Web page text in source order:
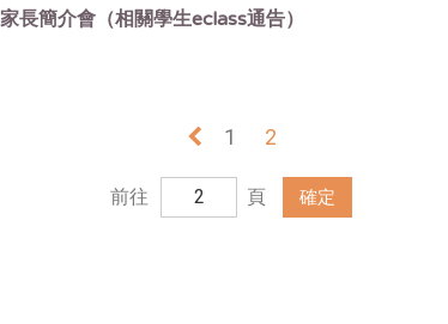
簡介會（相關學生eclass通告）
« 1 2
前往 頁 確定